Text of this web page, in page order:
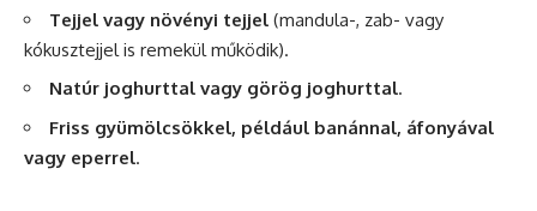
Tejjel vagy növényi tejjel (mandula-, zab- vagy
kókusztejjel is remekül működik).
Natúr joghurttal vagy görög joghurttal.
Friss gyümölcsökkel, például banánnal, áfonyával
vagy eperrel.